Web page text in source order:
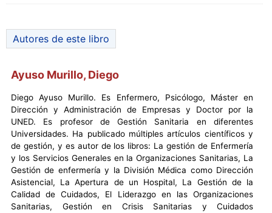
Autores de este libro
Ayuso Murillo, Diego
Diego Ayuso Murillo. Es Enfermero, Psicólogo, Máster en
Dirección y Administración de Empresas y Doctor por la
UNED. Es profesor de Gestión Sanitaria en diferentes
Universidades. Ha publicado múltiples artículos científicos y
de gestión, y es autor de los libros: La gestión de Enfermería
y los Servicios Generales en la Organizaciones Sanitarias, La
Gestión de enfermería y la División Médica como Dirección
Asistencial, La Apertura de un Hospital, La Gestión de la
Calidad de Cuidados, El Liderazgo en las Organizaciones
Sanitarias, Gestión en Crisis Sanitarias y Cuidados